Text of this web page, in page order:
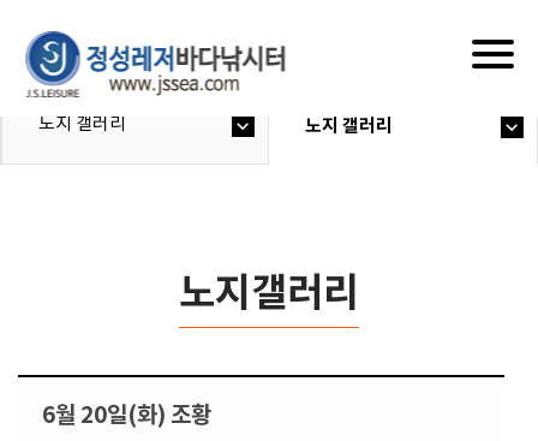
노지 갤러리 노지 갤러리
노지갤러리
6월 20일(화) 조황